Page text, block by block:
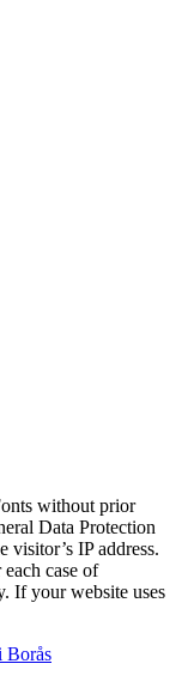
without prior
Data Protection
visitor’s IP address.
case of
If your website uses